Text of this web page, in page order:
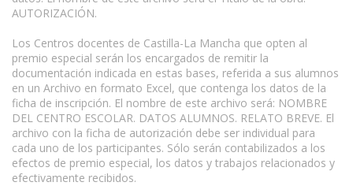
AUTORIZACIÓN.
Los Centros docentes de Castilla-La Mancha que opten al
premio especial serán los encargados de remitir la
documentación indicada en estas bases, referida a sus alumnos
en un Archivo en formato Excel, que contenga los datos de la
ficha de inscripción. El nombre de este archivo será: NOMBRE
DEL CENTRO ESCOLAR. DATOS ALUMNOS. RELATO BREVE. El
archivo con la ficha de autorización debe ser individual para
cada uno de los participantes. Sólo serán contabilizados a los
efectos de premio especial, los datos y trabajos relacionados y
efectivamente recibidos.